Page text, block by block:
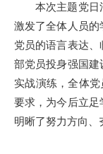
本次主题党日
激发了全体人员
党员的语言表达
部党员投身强国
实战演练，全体
要求，为今后立足
明晰了努力方向、